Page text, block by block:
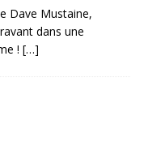
Dave Mustaine,
dans une
! […]